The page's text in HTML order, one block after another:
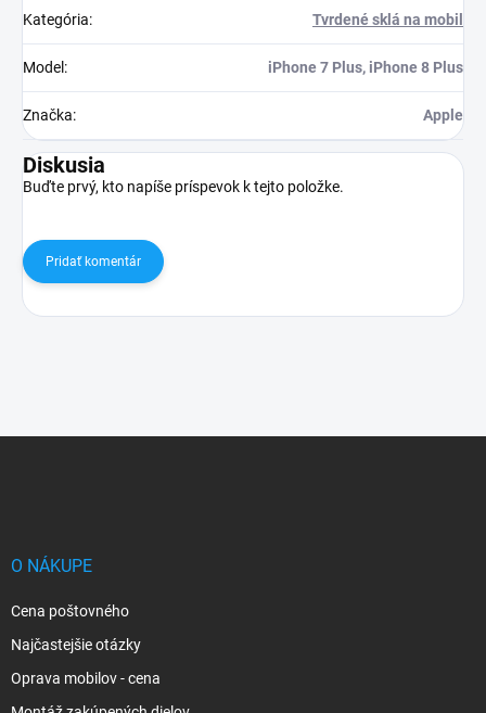
Kategória: Tvrdené sklá na mobil
Model : iPhone 7 Plus, iPhone 8 Plus
Značka: Apple
Diskusia
Buďte prvý, kto napíše príspevok k tejto položke.
Pridať komentár
O NÁKUPE
Cena poštovného
Najčastejšie otázky
Oprava mobilov - cena